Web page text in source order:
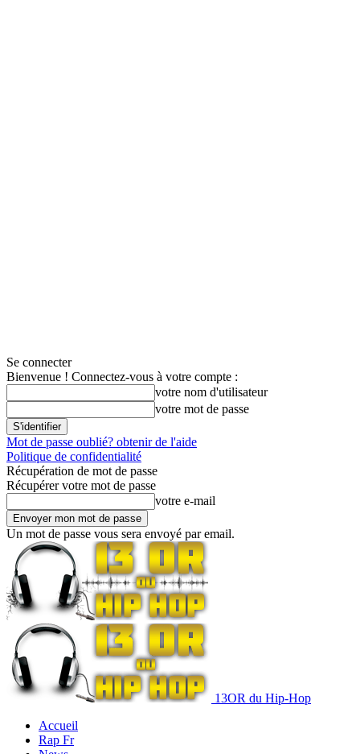
Se connecter
Bienvenue ! Connectez-vous à votre compte :
votre nom d'utilisateur
votre mot de passe
Mot de passe oublié? obtenir de l'aide
Politique de confidentialité
Récupération de mot de passe
Récupérer votre mot de passe
votre e-mail
Un mot de passe vous sera envoyé par email.
13OR du Hip-Hop
Accueil
Rap Fr